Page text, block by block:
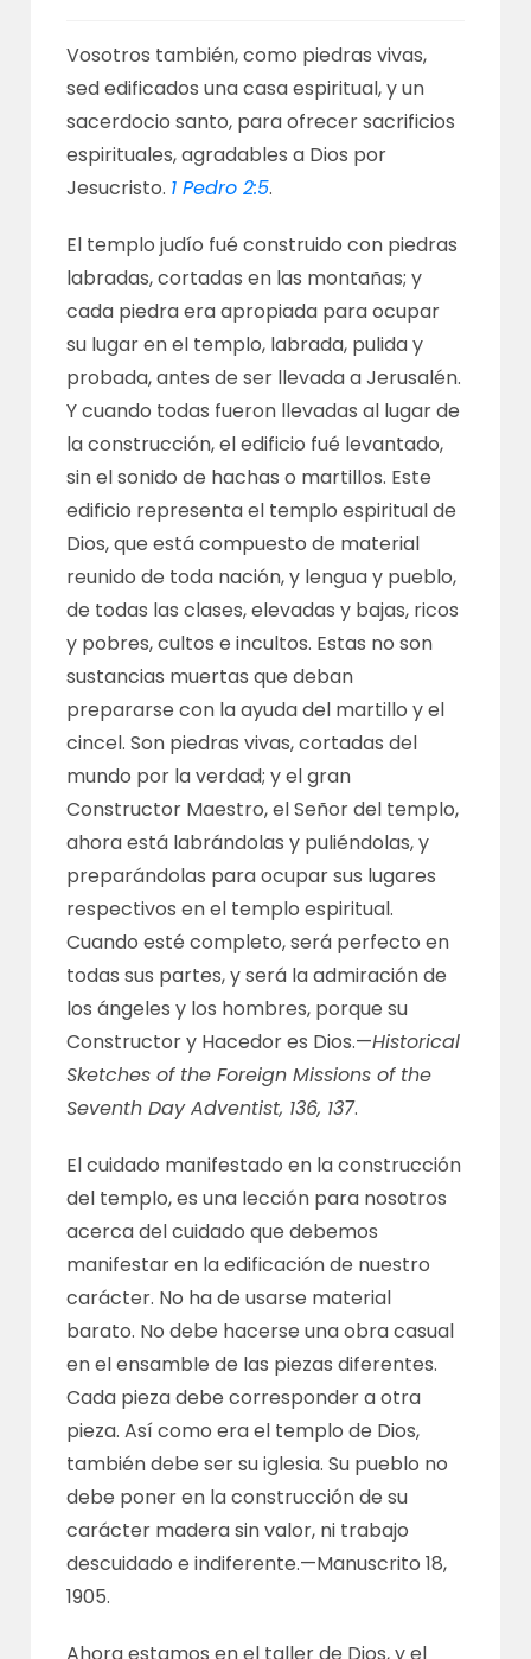
Vosotros también, como piedras vivas,
sed edificados una casa espiritual, y un
sacerdocio santo, para ofrecer sacrificios
espirituales, agradables a Dios por
Jesucristo. 1 Pedro 2:5.
El templo judío fué construido con piedras
labradas, cortadas en las montañas; y
cada piedra era apropiada para ocupar
su lugar en el templo, labrada, pulida y
probada, antes de ser llevada a Jerusalén.
Y cuando todas fueron llevadas al lugar de
la construcción, el edificio fué levantado,
sin el sonido de hachas o martillos. Este
edificio representa el templo espiritual de
Dios, que está compuesto de material
reunido de toda nación, y lengua y pueblo,
de todas las clases, elevadas y bajas, ricos
y pobres, cultos e incultos. Estas no son
sustancias muertas que deban
prepararse con la ayuda del martillo y el
cincel. Son piedras vivas, cortadas del
mundo por la verdad; y el gran
Constructor Maestro, el Señor del templo,
ahora está labrándolas y puliéndolas, y
preparándolas para ocupar sus lugares
respectivos en el templo espiritual.
Cuando esté completo, será perfecto en
todas sus partes, y será la admiración de
los ángeles y los hombres, porque su
Constructor y Hacedor es Dios.—Historical
Sketches of the Foreign Missions of the
Seventh Day Adventist, 136, 137.
El cuidado manifestado en la construcción
del templo, es una lección para nosotros
acerca del cuidado que debemos
manifestar en la edificación de nuestro
carácter. No ha de usarse material
barato. No debe hacerse una obra casual
en el ensamble de las piezas diferentes.
Cada pieza debe corresponder a otra
pieza. Así como era el templo de Dios,
también debe ser su iglesia. Su pueblo no
debe poner en la construcción de su
carácter madera sin valor, ni trabajo
descuidado e indiferente.—Manuscrito 18,
1905.